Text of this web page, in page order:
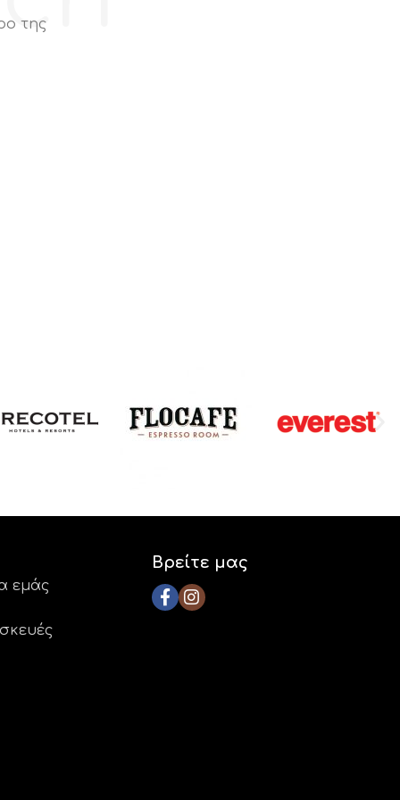
της
εμάς
Βρείτε μας